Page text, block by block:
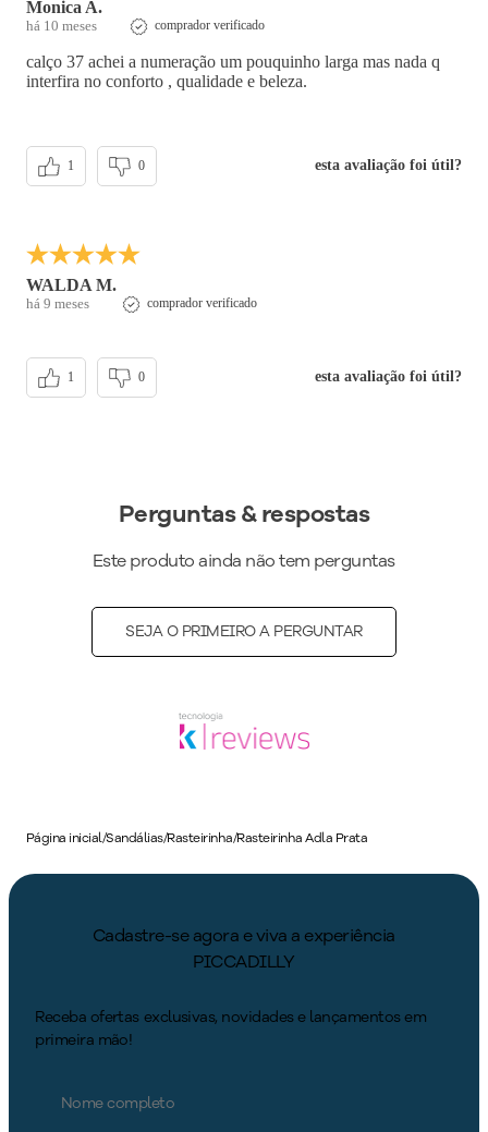
Monica A.
há 10 meses comprador verificado
calço 37 achei a numeração um pouquinho larga mas nada q
interfira no conforto , qualidade e beleza.
esta avaliação foi útil?
1 0
WALDA M.
há 9 meses comprador verificado
esta avaliação foi útil?
1 0
Perguntas & respostas
Este produto ainda não tem perguntas
SEJA O PRIMEIRO A PERGUNTAR
Página inicial/Sandálias/Rasteirinha/Rasteirinha Adla Prata
Cadastre-se agora e viva a experiência
PICCADILLY
Receba ofertas exclusivas, novidades e lançamentos em
primeira mão!